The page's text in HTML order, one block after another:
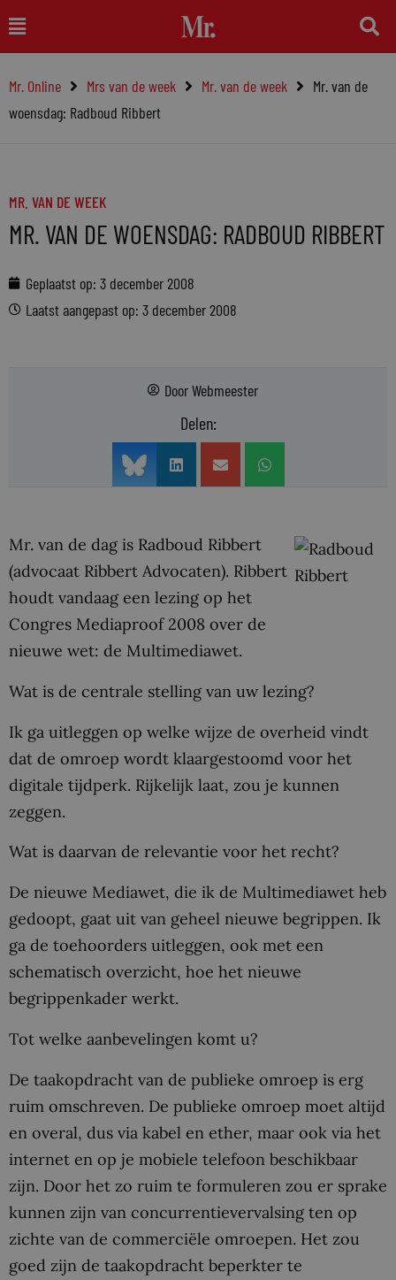
naar
inhoud
Main
Menu
Mr. Online Mrs van de week Mr. van de week
Mr. van de
woensdag: Radboud Ribbert
MR. VAN DE WEEK
MR. VAN DE WOENSDAG: RADBOUD RIBBERT
Geplaatst op: 3 december 2008
Laatst aangepast op: 3 december 2008
DoorWebmeester
Delen:
Mr. van de dag is Radboud Ribbert
(advocaat Ribbert Advocaten). Ribbert
houdt vandaag een lezing op het
Congres Mediaproof 2008 over de
nieuwe wet: de Multimediawet.
Wat is de centrale stelling van uw lezing?
Ik ga uitleggen op welke wijze de overheid vindt
dat de omroep wordt klaargestoomd voor het
digitale tijdperk. Rijkelijk laat, zou je kunnen
zeggen.
Wat is daarvan de relevantie voor het recht?
De nieuwe Mediawet, die ik de Multimediawet heb
gedoopt, gaat uit van geheel nieuwe begrippen. Ik
ga de toehoorders uitleggen, ook met een
schematisch overzicht, hoe het nieuwe
begrippenkader werkt.
Tot welke aanbevelingen komt u?
De taakopdracht van de publieke omroep is erg
ruim omschreven. De publieke omroep moet altijd
en overal, dus via kabel en ether, maar ook via het
internet en op je mobiele telefoon beschikbaar
zijn. Door het zo ruim te formuleren zou er sprake
kunnen zijn van concurrentievervalsing ten op
zichte van de commerciële omroepen. Het zou
goed zijn de taakopdracht beperkter te